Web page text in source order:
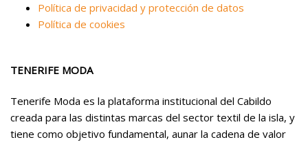
Política de privacidad y protección de datos
Política de cookies
TENERIFE MODA
Tenerife Moda es la plataforma institucional del Cabildo
creada para las distintas marcas del sector textil de la isla, y
tiene como objetivo fundamental, aunar la cadena de valor